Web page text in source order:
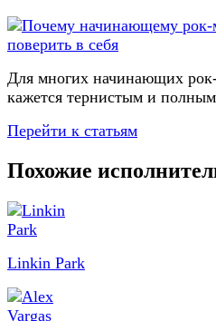
Для многих начинающих
кажется тернистым и
Перейти к статьям
Похожие
Linkin Park